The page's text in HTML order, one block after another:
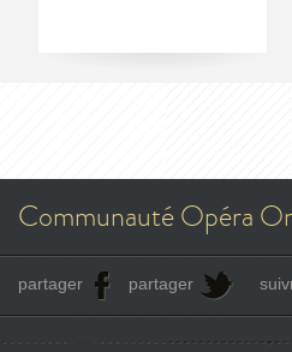
Communauté Opéra
partager partager